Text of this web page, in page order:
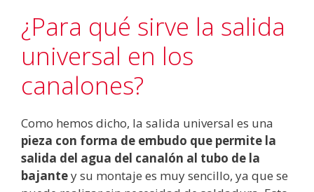
¿Para qué sirve la salida
universal en los
canalones?
Como hemos dicho, la salida universal es una
pieza con forma de embudo que permite la
salida del agua del canalón al tubo de la
bajantey su montaje es muy sencillo, ya que se